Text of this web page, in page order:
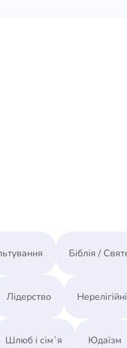
Біблія /
Лідерство
Шлюб і сім`я Юдаїзм